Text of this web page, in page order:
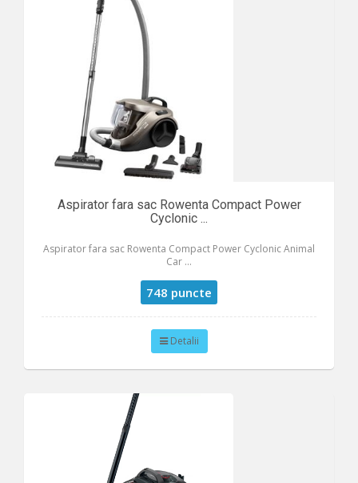
Aspirator fara sac Rowenta Compact Power
Cyclonic ...
Aspirator fara sac Rowenta Compact Power Cyclonic Animal
Car ...
748 puncte
Detalii